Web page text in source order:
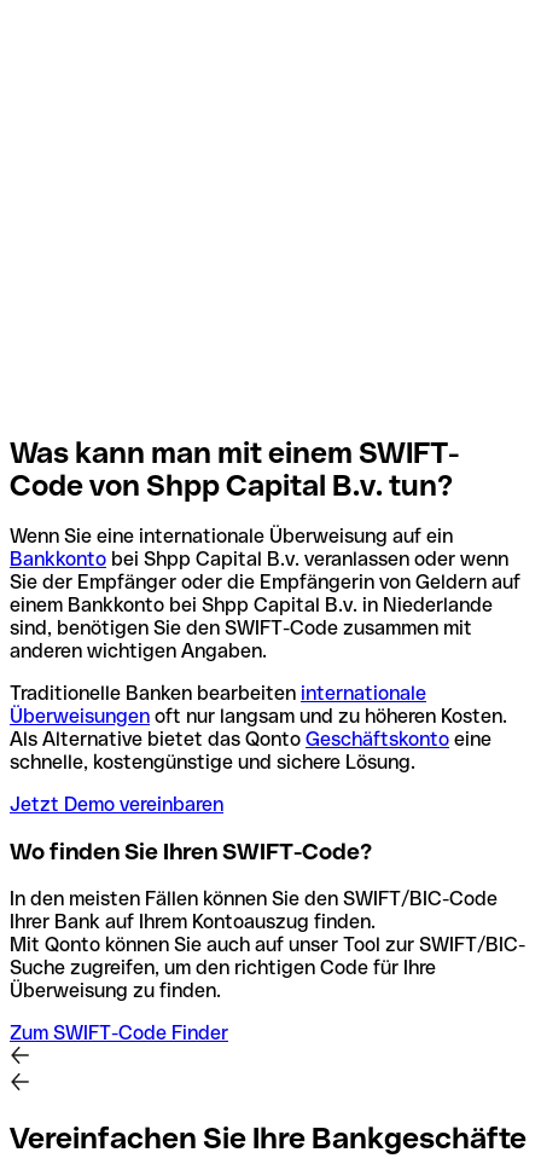
Was kann man mit einem SWIFT-
Code von Shpp Capital B.v. tun?
Wenn Sie eine internationale Überweisung auf ein
Bankkonto bei Shpp Capital B.v. veranlassen oder wenn
Sie der Empfänger oder die Empfängerin von Geldern auf
einem Bankkonto bei Shpp Capital B.v. in Niederlande
sind, benötigen Sie den SWIFT-Code zusammen mit
anderen wichtigen Angaben.
Traditionelle Banken bearbeiten internationale
Überweisungen oft nur langsam und zu höheren Kosten.
Als Alternative bietet das Qonto Geschäftskonto eine
schnelle, kostengünstige und sichere Lösung.
Jetzt Demo vereinbaren
Wo finden Sie Ihren SWIFT-Code?
In den meisten Fällen können Sie den SWIFT/BIC-Code
Ihrer Bank auf Ihrem Kontoauszug finden.
Mit Qonto können Sie auch auf unser Tool zur SWIFT/BIC-
Suche zugreifen, um den richtigen Code für Ihre
Überweisung zu finden.
Zum SWIFT-Code Finder
Vereinfachen Sie Ihre Bankgeschäfte